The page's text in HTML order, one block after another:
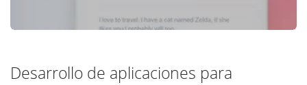
Desarrollo de aplicaciones para